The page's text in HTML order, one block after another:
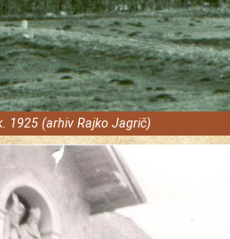
1925 (arhiv Rajko Jagrič)